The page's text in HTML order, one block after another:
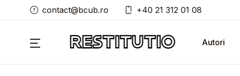
contact@bcub.ro +40 21 312 01 08
Autori